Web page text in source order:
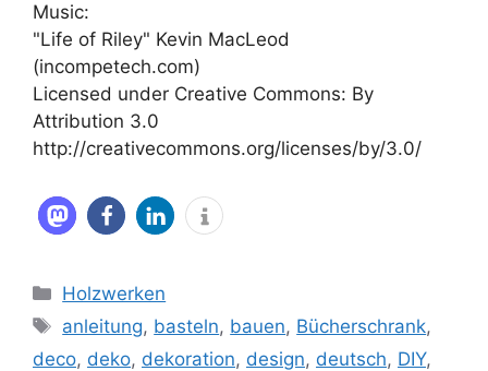
Music:
"Life of Riley" Kevin MacLeod
(incompetech.com)
Licensed under Creative Commons: By
Attribution 3.0
http://creativecommons.org/licenses/by/3.0/
Kategorien
Holzwerken
Schlagwörter
anleitung, basteln, bauen, Bücherschrank,
deco, deko, dekoration, design, deutsch, DIY,